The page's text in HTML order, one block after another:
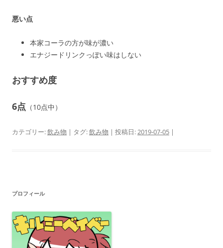
悪い点
本家コーラの方が味が濃い
エナジードリンクっぽい味はしない
おすすめ度
6点 （10点中）
カテゴリー:飲み物 | タグ:飲み物 | 投稿日:2019-07-05 |
プロフィール